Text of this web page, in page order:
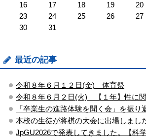
16
17 18 19 20
23
24 25 26 27
30
31
最近の記事
令和８年６月１２日(金) 体育祭
令和８年６月２日(火) 【１年】性に
「卒業生の進路体験を聞く会」を振り
本校の生徒が将棋の大会に出場しまし
JpGU2026で発表してきました。【科学